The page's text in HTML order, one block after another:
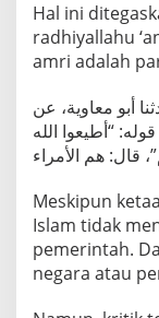
Hal ini
radhiyallahu
amri adalah
أبو معاوية، عن
“أطيعوا الله
Meskipun
Islam tidak
pemerintah.
negara atau